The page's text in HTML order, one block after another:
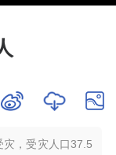
，受灾人口37.5